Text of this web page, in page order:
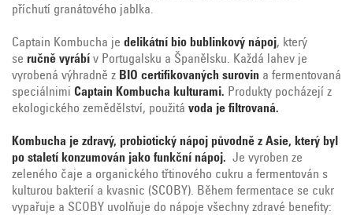
příchutí granátového jablka.
Captain Kombucha je delikátní bio bublinkový nápoj, který
se ručně vyrábí v Portugalsku a Španělsku. Každá lahev je
vyrobená výhradně z BIO certifikovaných surovin a fermentovaná
speciálnimi Captain Kombucha kulturami. Produkty pocházejí z
ekologického zemědělství, použitá voda je filtrovaná.
Kombucha je zdravý, probiotický nápoj původně z Asie, který byl
po staletí konzumován jako funkční nápoj. Je vyroben ze
zeleného čaje a organického třtinového cukru a fermentován s
kulturou bakterií a kvasnic (SCOBY). Během fermentace se cukr
vypařuje a SCOBY uvolňuje do nápoje všechny zdravé benefity: